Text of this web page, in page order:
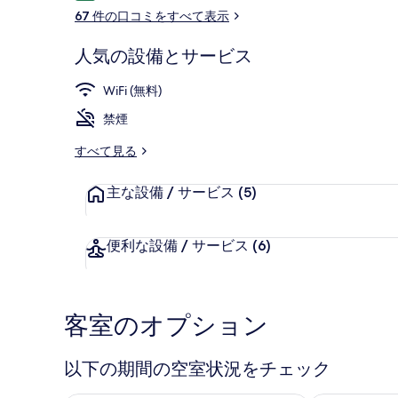
コ
ミ
67 件の口コミをすべて表示
人気の設備とサービス
WiFi (無料)
禁煙
すべて見る
主な設備 / サービス (5)
便利な設備 / サービス (6)
客室のオプション
以下の期間の空室状況をチェック